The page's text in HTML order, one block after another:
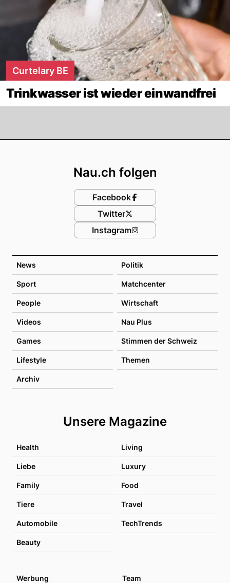
Curtelary BE
Trinkwasser ist wieder einwandfrei
News Politik
Sport Matchcenter
People Wirtschaft
Videos Nau Plus
Games Stimmen der Schweiz
Lifestyle Themen
Archiv
Unsere Magazine
Health Living
Liebe Luxury
Family Food
Tiere Travel
Automobile TechTrends
Beauty
Nau.ch folgen
Facebook
Twitter
Instagram
Werbung Team